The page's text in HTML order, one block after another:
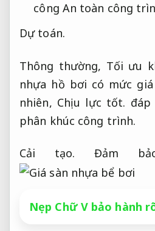
công An toàn công
Dự toán.
Thông thường, Tối ưu
nhựa hồ bơi có mức
nhiên, Chịu lực tốt.
phân khúc công trình.
Cải tạo. Đảm
Nẹp Chữ V bảo hành